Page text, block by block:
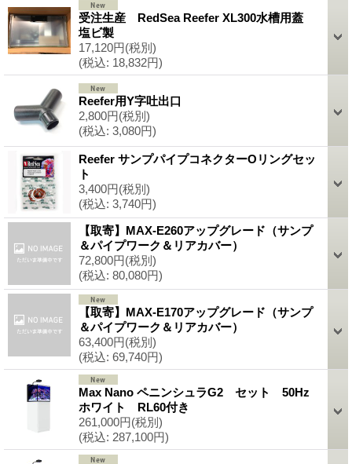
受注生産 RedSea Reefer XL300水槽用蓋
塩ビ製
17,120円(税別)
(税込: 18,832円)
Reefer用Y字吐出口
2,800円(税別)
(税込: 3,080円)
Reefer サンプパイプコネクターOリングセッ
ト
3,400円(税別)
(税込: 3,740円)
【取寄】MAX-E260アップグレード（サンプ
＆パイプワーク＆リアカバー）
72,800円(税別)
(税込: 80,080円)
【取寄】MAX-E170アップグレード（サンプ
＆パイプワーク＆リアカバー）
63,400円(税別)
(税込: 69,740円)
Max Nano ペニンシュラG2 セット 50Hz
ホワイト RL60付き
261,000円(税別)
(税込: 287,100円)